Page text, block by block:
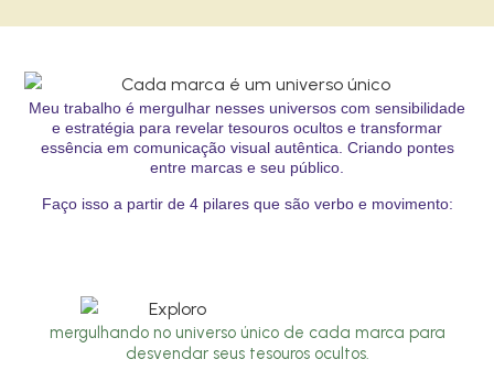
Meu trabalho é mergulhar nesses universos com sensibilidade
e estratégia para revelar tesouros ocultos e transformar
essência em comunicação visual autêntica. Criando pontes
entre marcas e seu público.
Faço isso a partir de 4 pilares que são verbo e movimento:
mergulhando no universo único de cada marca para
desvendar seus tesouros ocultos.